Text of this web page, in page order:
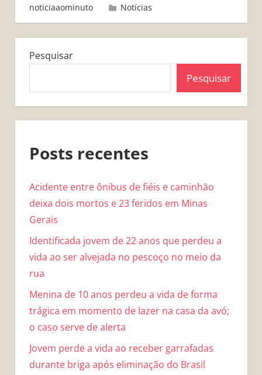
noticiaaominuto
Notícias
Pesquisar
Pesquisar
Posts recentes
Acidente entre ônibus de fiéis e caminhão
deixa dois mortos e 23 feridos em Minas
Gerais
Identificada jovem de 22 anos que perdeu a
vida ao ser alvejada no pescoço no meio da
rua
Menina de 10 anos perdeu a vida de forma
trágica em momento de lazer na casa da avó;
o caso serve de alerta
Jovem perde a vida ao receber garrafadas
durante briga após eliminação do Brasil